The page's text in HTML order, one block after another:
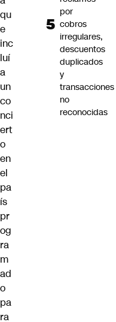
qu
e
inc
luí
a
un
co
nci
ert
o
en
el
pa
ís
pr
og
ra
m
ad
o
pa
ra
por
cobros
irregulares,
descuentos
duplicados
y
transacciones
no
reconocidas